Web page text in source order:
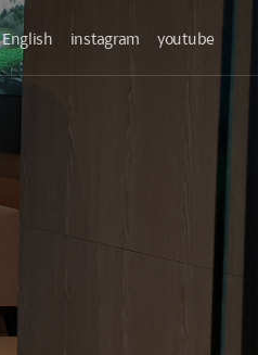
English instagram youtube